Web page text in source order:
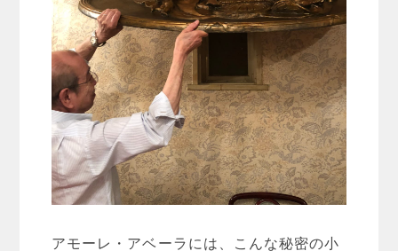
アモーレ・アベーラには、こんな秘密の小